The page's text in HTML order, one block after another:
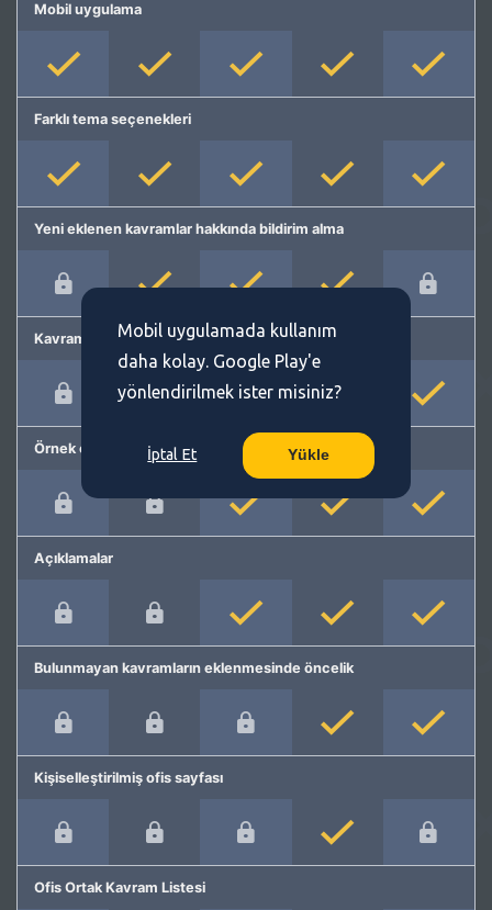
Mobil uygulama
Farklı tema seçenekleri
Yeni eklenen kavramlar hakkında bildirim alma
Kavram önerme
Örnek cümleler
Açıklamalar
Bulunmayan kavramların eklenmesinde öncelik
Kişiselleştirilmiş ofis sayfası
Ofis Ortak Kavram Listesi
Mobil uygulamada kullanım
daha kolay. Google Play'e
yönlendirilmek ister misiniz?
İptal Et Yükle